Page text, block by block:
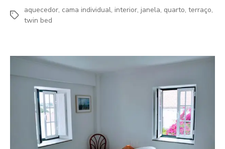
Etiquetas
aquecedor, cama individual, interior, janela, quarto, terraço,
twin bed